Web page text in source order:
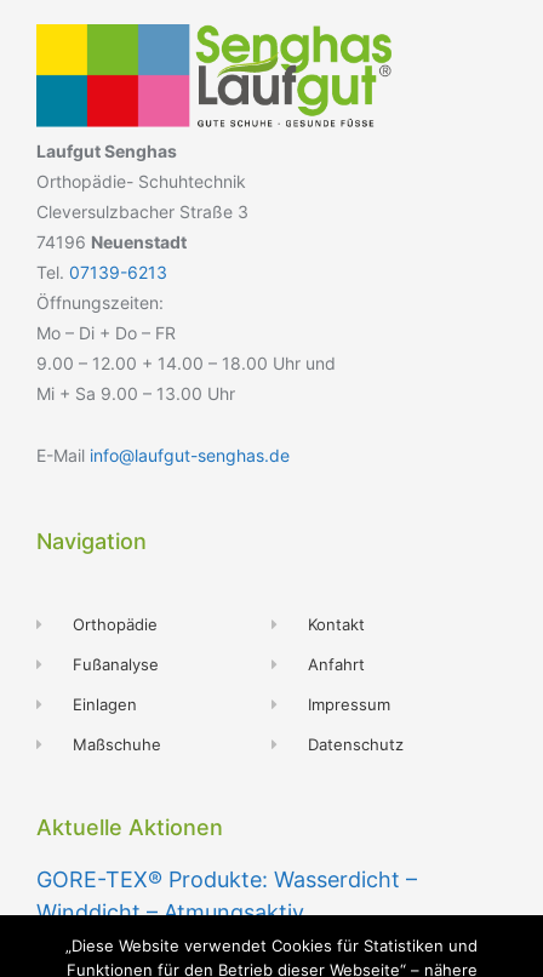
Laufgut Senghas
Orthopädie- Schuhtechnik
Cleversulzbacher Straße 3
74196 Neuenstadt
Tel. 07139-6213
Öffnungszeiten:
Mo – Di + Do – FR
9.00 – 12.00 + 14.00 – 18.00 Uhr und
Mi + Sa 9.00 – 13.00 Uhr
E-Mail info@laufgut-senghas.de
Navigation
Orthopädie
Fußanalyse
Einlagen
Maßschuhe
Kontakt
Anfahrt
Impressum
Datenschutz
Aktuelle Aktionen
GORE-TEX® Produkte: Wasserdicht –
Winddicht – Atmungsaktiv
3. März 2015
„Diese Website verwendet Cookies für Statistiken und
Funktionen für den Betrieb dieser Webseite“ – nähere